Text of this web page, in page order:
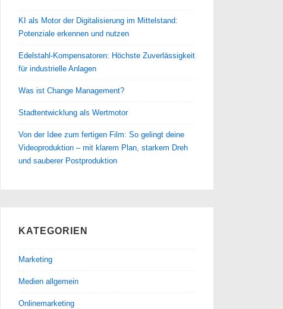
KI als Motor der Digitalisierung im Mittelstand:
Potenziale erkennen und nutzen
Edelstahl-Kompensatoren: Höchste Zuverlässigkeit
für industrielle Anlagen
Was ist Change Management?
Stadtentwicklung als Wertmotor
Von der Idee zum fertigen Film: So gelingt deine
Videoproduktion – mit klarem Plan, starkem Dreh
und sauberer Postproduktion
KATEGORIEN
Marketing
Medien allgemein
Onlinemarketing